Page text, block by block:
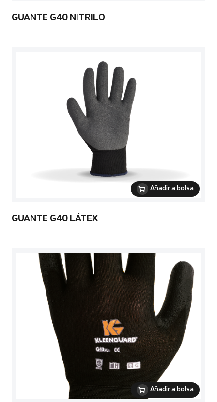
GUANTE G40 NITRILO
Añadir a bolsa
GUANTE G40 LÁTEX
Añadir a bolsa